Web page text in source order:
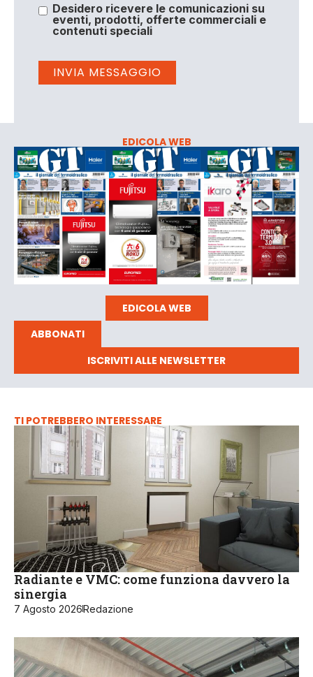
Desidero ricevere le comunicazioni su
eventi, prodotti, offerte commerciali e
contenuti speciali
EDICOLA WEB
EDICOLA WEB
ABBONATI
ISCRIVITI ALLE NEWSLETTER
TI POTREBBERO INTERESSARE
Radiante e VMC: come funziona davvero la
sinergia
7 Agosto 2026Redazione